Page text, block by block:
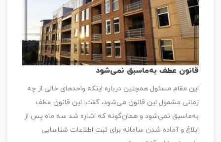
قانون عطف به‌ماسبق نمی‌شود
این مقام مسئول همچنین درباره اینکه واحدهای خالی از چه
زمانی مشمول این قانون می‌شود، گفت: این قانون عطف
به‌ماسبق نمی‌شود و همان‌گونه که اشاره شد سه ماه پس از
ابلاغ و آماده شدن سامانه برای ثبت اطلاعات شناسایی